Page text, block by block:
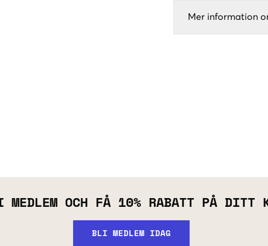
Mer information
MEDLEM OCH FÅ 10% RABATT PÅ DITT
BLI MEDLEM IDAG